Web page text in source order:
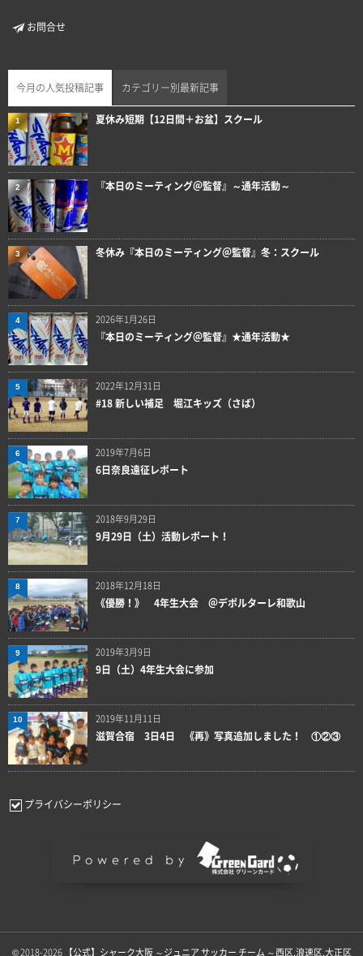
お問合せ
今月の人気投稿記事 カテゴリー別最新記事
夏休み短期【12日間＋お盆】スクール
1
『本日のミーティング＠監督』～通年活動～
2
冬休み『本日のミーティング＠監督』冬：スクール
3
2026年1月26日
『本日のミーティング＠監督』★通年活動★
4
2022年12月31日
#18 新しい補足 堀江キッズ（さば）
5
2019年7月6日
6日奈良遠征レポート
6
2018年9月29日
9月29日（土）活動レポート！
7
2018年12月18日
《優勝！》 4年生大会 ＠デポルターレ和歌山
8
2019年3月9日
9日（土）4年生大会に参加
9
2019年11月11日
滋賀合宿 3日4日 《再》写真追加しました！ ①②③
10
プライバシーポリシー
© 2018-2026 【公式】シャーク大阪 ～ジュニア サッカー チーム ～西区.浪速区.大正区